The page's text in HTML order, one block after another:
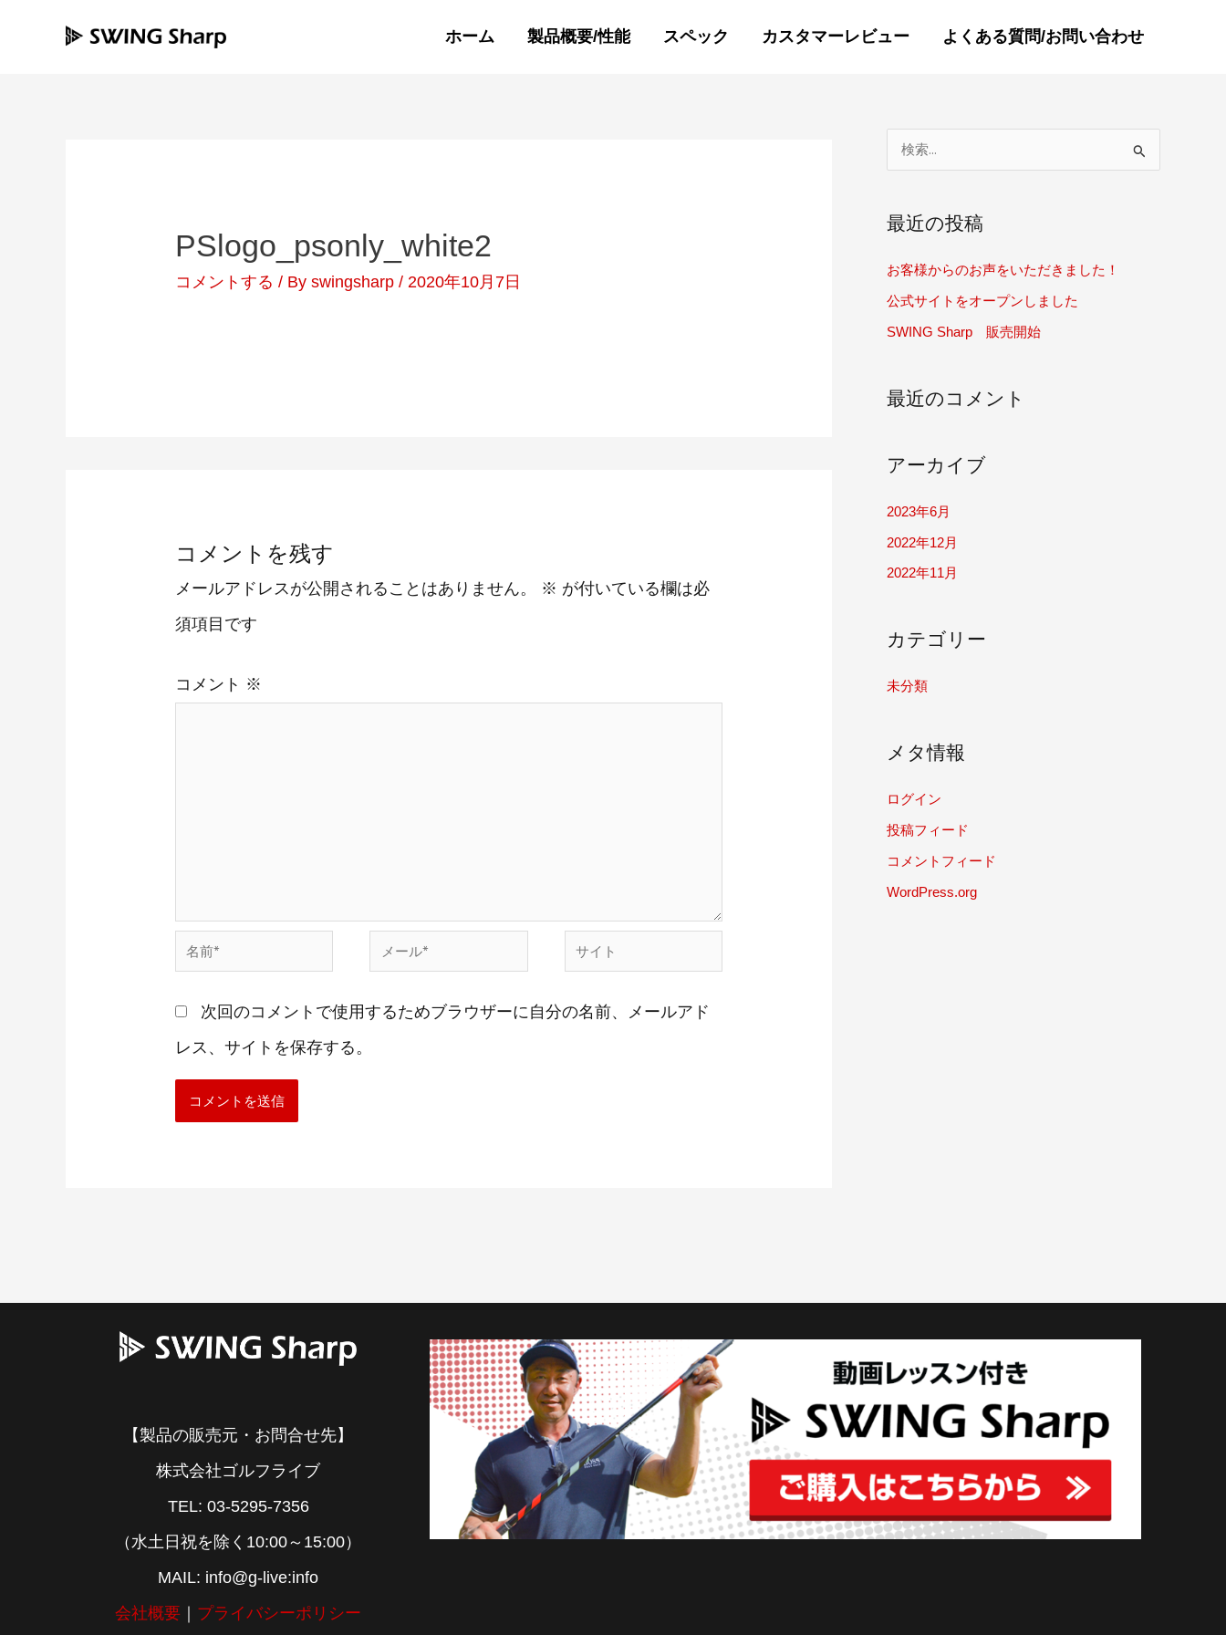
ホーム 製品概要/性能 スペック カスタマーレビュー よくある質問/お問い合わせ
PSlogo_psonly_white2
コメントする / Byswingsharp/2020年10月7日
コメントを残す
メールアドレスが公開されることはありません。 ※ が付いている欄は必
須項目です
コメント ※
名
*
ル
サ
ト
次回のコメントで使用するためブラウザーに自分の名前、メールアド
レス、サイトを保存する。
象
最近の投稿
お客様からのお声をいただきました！
公式サイトをオープンしました
SWING Sharp 販売開始
最近のコメント
アーカイブ
2023年6月
2022年12月
2022年11月
カテゴリー
未分類
メタ情報
ログイン
投稿フィード
コメントフィード
WordPress.org
【製品の販売元・お問合せ先】
株式会社ゴルフライブ
TEL: 03-5295-7356
（水土日祝を除く10:00～15:00）
MAIL: info@g-live:info
会社概要 ｜ プライバシーポリシー